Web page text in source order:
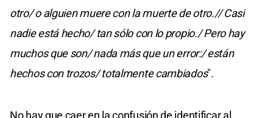
otro/ o alguien muere con la muerte de otro.// Casi
nadie está hecho/ tan sólo con lo propio./ Pero hay
muchos que son/ nada más que un error:/ están
hechos con trozos/ totalmente cambiados".
No hay que caer en la confusión de identificar al